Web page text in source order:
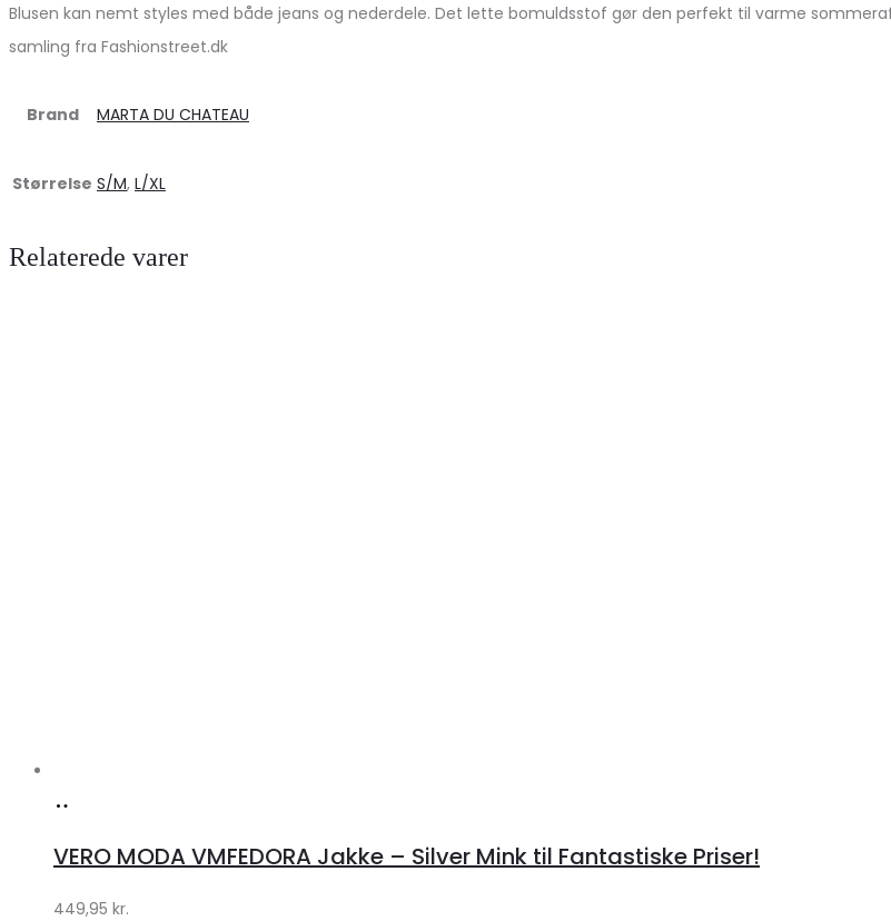
Blusen kan nemt styles med både jeans og nederdele. Det lette bomuldsstof gør den perfekt til varme
samling fra Fashionstreet.dk
Brand MARTA DU CHATEAU
Størrelse S/M, L/XL
Relaterede varer
Klædeskabet.dk
VERO MODA VMFEDORA Jakke – Silver Mink til Fantastiske Priser!
449,95 kr.